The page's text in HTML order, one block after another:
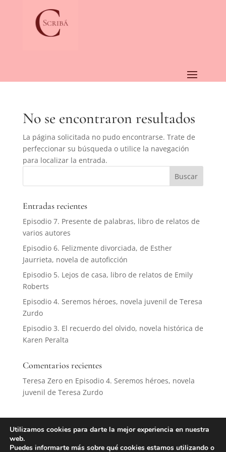
No se encontraron resultados
La página solicitada no pudo encontrarse. Trate de
perfeccionar su búsqueda o utilice la navegación
para localizar la entrada.
Entradas recientes
Episodio 7. Presente de palabras, libro de relatos de
varios autores
Episodio 6. Felizmente divorciada, de Esther
Jaurrieta, novela de autoficción
Episodio 5. Lejos de casa, libro de relatos de Emily
Roberts
Episodio 4. Seremos héroes, novela juvenil de Teresa
Zurdo
Episodio 3. El recuerdo del olvido, novela histórica de
Karen Peralta
Comentarios recientes
Teresa Zeroen Episodio 4. Seremos héroes, novela
juvenil de Teresa Zurdo
Utilizamos cookies para darte la mejor experiencia en nuestra
web.
Puedes informarte más sobre qué cookies estamos utilizando o